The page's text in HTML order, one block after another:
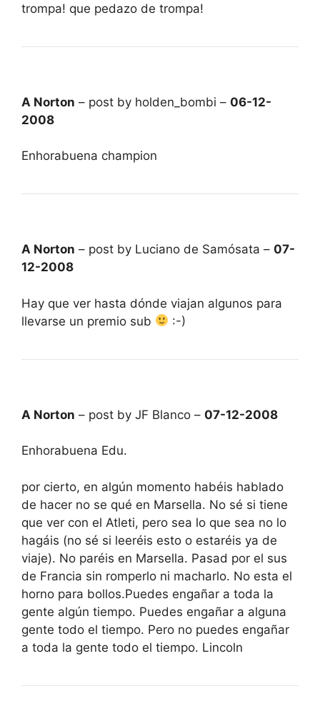
trompa! que pedazo de trompa!
A Norton – post by holden_bombi – 06-12-
2008
Enhorabuena champion
A Norton – post by Luciano de Samósata – 07-
12-2008
Hay que ver hasta dónde viajan algunos para
llevarse un premio sub
:-)
A Norton – post by JF Blanco – 07-12-2008
Enhorabuena Edu.
por cierto, en algún momento habéis hablado
de hacer no se qué en Marsella. No sé si tiene
que ver con el Atleti, pero sea lo que sea no lo
hagáis (no sé si leeréis esto o estaréis ya de
viaje). No paréis en Marsella. Pasad por el sus
de Francia sin romperlo ni macharlo. No esta el
horno para bollos.Puedes engañar a toda la
gente algún tiempo. Puedes engañar a alguna
gente todo el tiempo. Pero no puedes engañar
a toda la gente todo el tiempo. Lincoln